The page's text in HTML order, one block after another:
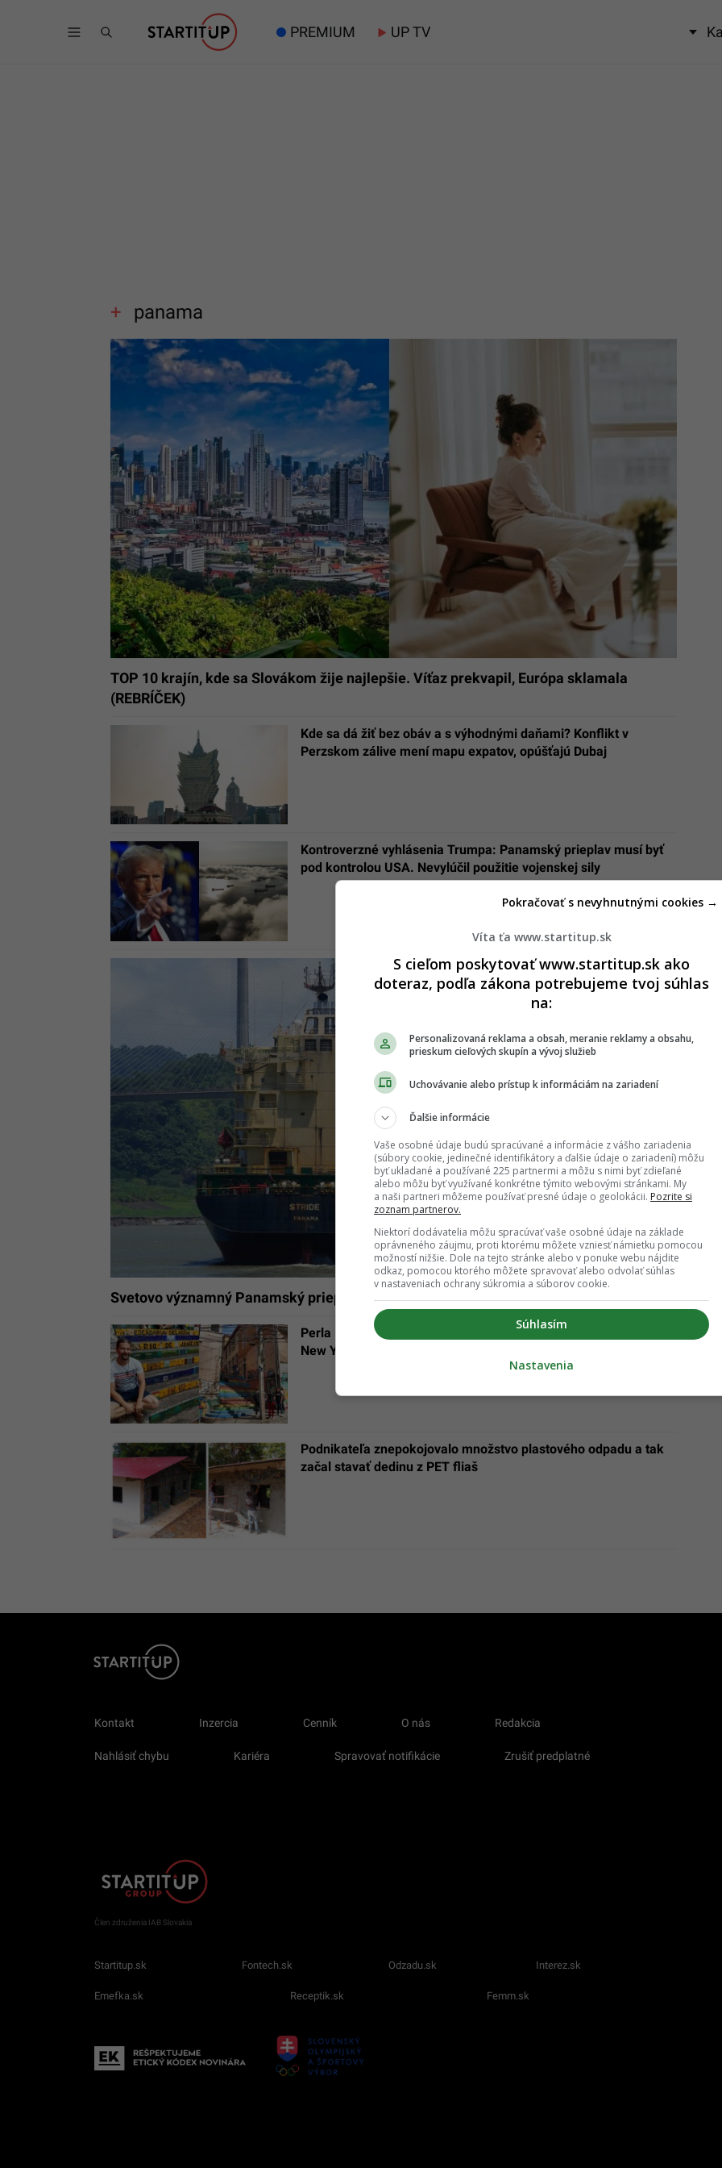
PREMIUM UP TV
panama
TOP 10 krajín, kde sa Slovákom žije najlepšie. Víťaz prekvapil, Európa sklamala
(REBRÍČEK)
Kde sa dá žiť bez obáv a s výhodnými daňami? Konflikt v
Perzskom zálive mení mapu expatov, opúšťajú Dubaj
Kontroverzné vyhlásenia Trumpa: Panamský prieplav musí byť
pod kontrolou USA. Nevylúčil použitie vojenskej sily
Svetovo významný Panamský prieplav vysychá. Hrozí, že všetko razom zdražie
Perla Latinskej Ameriky má slovenské ceny. Vyzerá však ako
New York
Podnikateľa znepokojovalo množstvo plastového odpadu a tak
začal stavať dedinu z PET fliaš
Kontakt Inzercia Cenník O nás Redakcia
Nahlásiť chybu Kariéra Spravovať notifikácie Zrušiť predplatné
Člen združenia IAB Slovakia
Startitup.sk Fontech.sk Odzadu.sk Interez.sk
Emefka.sk Receptik.sk Femm.sk
Víta ťa www.startitup.sk
S cieľom poskytovať www.startitup.sk ako
doteraz, podľa zákona potrebujeme tvoj súhlas
na:
Personalizovaná reklama a obsah, meranie reklamy a obsahu,
prieskum cieľových skupín a vývoj služieb
Uchovávanie alebo prístup k informáciám na zariadení
Ďalšie informácie
Vaše osobné údaje budú spracúvané a informácie z vášho zariadenia
(súbory cookie, jedinečné identifikátory a ďalšie údaje o zariadení) môžu
byť ukladané a používané 225 partnermi a môžu s nimi byť zdieľané
alebo môžu byť využívané konkrétne týmito webovými stránkami. My
a naši partneri môžeme používať presné údaje o geolokácii. Pozrite si
zoznam partnerov.
Niektorí dodávatelia môžu spracúvať vaše osobné údaje na základe
oprávneného záujmu, proti ktorému môžete vzniesť námietku pomocou
možností nižšie. Dole na tejto stránke alebo v ponuke webu nájdite
odkaz, pomocou ktorého môžete spravovať alebo odvolať súhlas
v nastaveniach ochrany súkromia a súborov cookie.
Súhlasím
Pokračovať s nevyhnutnými cookies →
Nastavenia